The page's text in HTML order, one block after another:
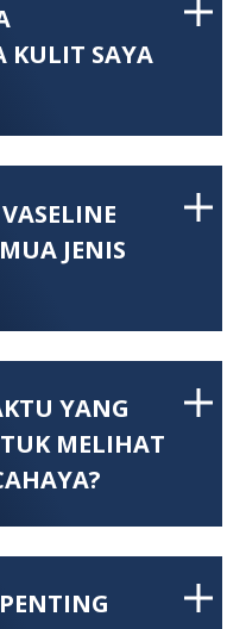
KULIT SAYA
JENIS
YANG
MELIHAT